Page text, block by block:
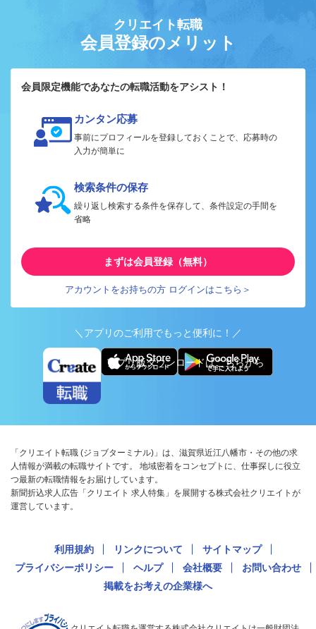
クリエイト転職
会員登録のメリット
会員限定機能であなたの転職活動をアシスト！
カンタン応募
事前にプロフィールを登録しておくことで、応募時の
入力が簡単に
検索条件の保存
繰り返し検索する条件を保存して、条件設定の手間を
省略
まずは会員登録（無料）
アカウントをお持ちの方 ログインはこちら＞
＼アプリのご利用でもっと便利に！／
アプリ版ダウンロードはこちらから
「クリエイト転職 (ジョブターミナル)」は、滋賀県近江八幡市・その他の求
人情報が満載の転職サイトです。 地域密着をコンセプトに、仕事探しに役立
つ最新の転職情報をお届けしています。
新聞折込求人広告「クリエイト 求人特集」を展開する株式会社クリエイトが
運営しています。
利用規約 リンクについて
サイトマップ
プライバシーポリシー
ヘルプ 会社概要
お問い合わせ
掲載をお考えの企業様へ